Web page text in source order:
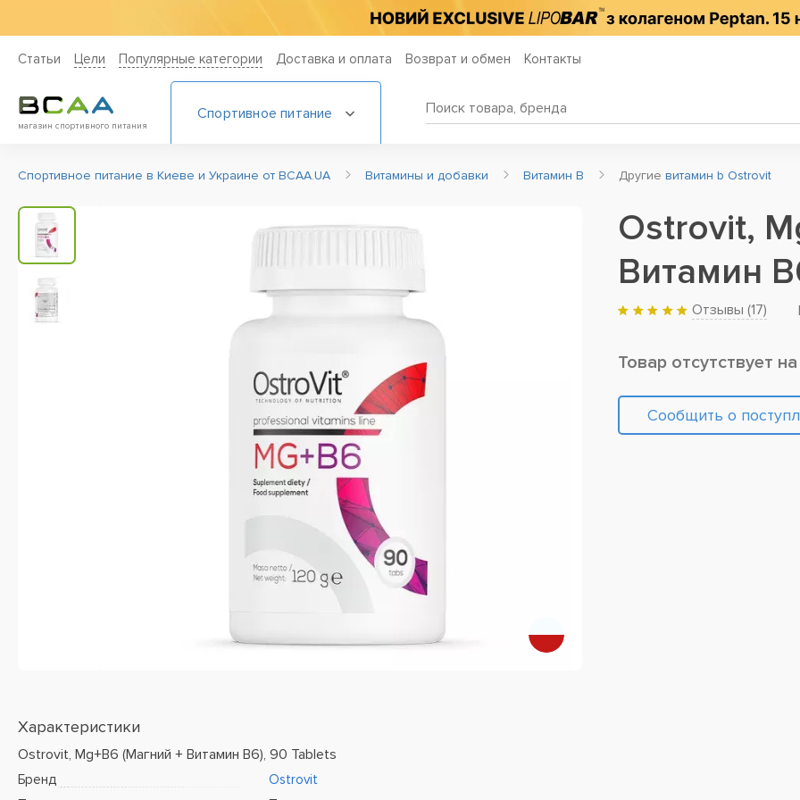
Статьи Цели Популярные категории Доставка и оплата Возврат и обмен Контакты
магазин спортивного питания
Спортивное питание
Спортивное питание в Киеве и Украине от BCAA.UA Витамины и добавки Витамин B Другие витамин b Ostrovit
Характеристики
Ostrovit, Mg+B6 (Магний + Витамин B6), 90 Tablets
Бренд
Ostrovit
Ostrovit,
Витамин
Отзывы (17)
Товар отсутствует
Сообщить о